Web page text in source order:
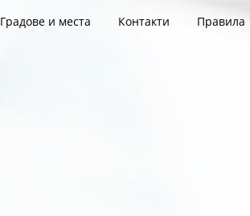
Градове и места Контакти Правила